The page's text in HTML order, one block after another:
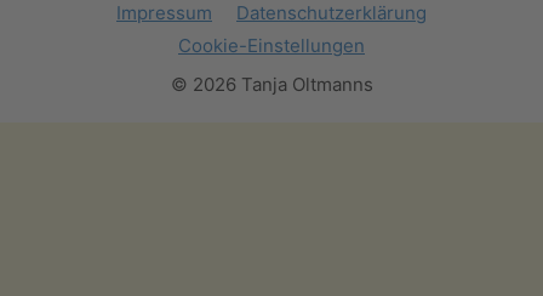
Impressum
Datenschutzerklärung
Cookie-Einstellungen
© 2026 Tanja Oltmanns